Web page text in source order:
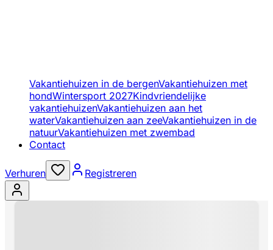
Vakantiehuizen in de bergenVakantiehuizen met
hondWintersport 2027Kindvriendelijke
vakantiehuizenVakantiehuizen aan het
waterVakantiehuizen aan zeeVakantiehuizen in de
natuurVakantiehuizen met zwembad
Contact
Verhuren Registreren